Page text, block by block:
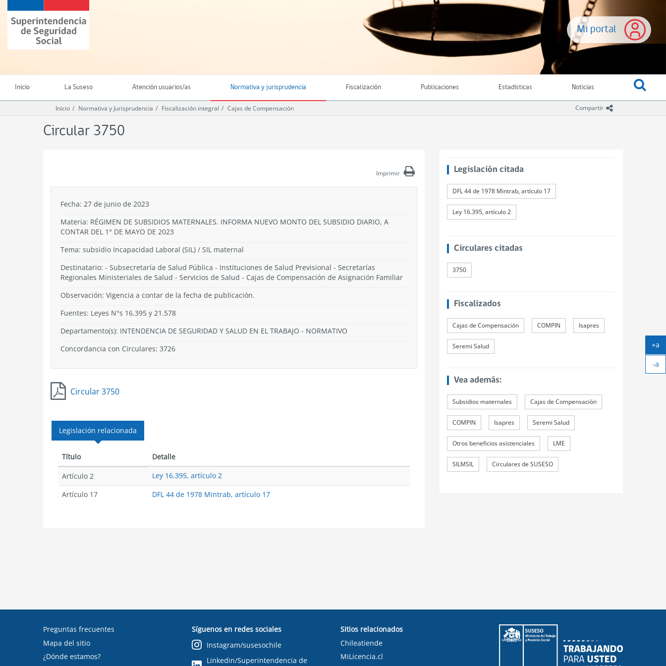
contenido
principal
Mi portal
Superintendencia
de
Seguridad
(SUSESO)
Chile
Inicio La Suseso Atención usuarios/as Normativa y jurisprudencia Fiscalización Publicaciones Estadísticas Noticias
Compartir icono compartir
Inicio Normativa y Jurisprudencia Fiscalización integral Cajas de Compensación
Circular 3750
Imprimir
Fecha: 27 de junio de 2023
Materia: RÉGIMEN DE SUBSIDIOS MATERNALES. INFORMA NUEVO MONTO DEL SUBSIDIO DIARIO, A
CONTAR DEL 1° DE MAYO DE 2023
Tema: subsidio Incapacidad Laboral (SIL) / SIL maternal
Destinatario: - Subsecretaría de Salud Pública - Instituciones de Salud Previsional - Secretarías
Regionales Ministeriales de Salud - Servicios de Salud - Cajas de Compensación de Asignación Familiar
Observación: Vigencia a contar de la fecha de publicación.
Fuentes: Leyes N°s 16.395 y 21.578
Departamento(s): INTENDENCIA DE SEGURIDAD Y SALUD EN EL TRABAJO - NORMATIVO
Concordancia con Circulares: 3726
Circular 3750
Legislación relacionada
Título Detalle
Artículo 2
Ley 16.395, artículo 2
Artículo 17
DFL 44 de 1978 Mintrab, artículo 17
Legislación citada
DFL 44 de 1978 Mintrab, artículo 17
Ley 16.395, artículo 2
Circulares citadas
3750
Fiscalizados
Cajas de Compensación COMPIN Isapres
Seremi Salud
Vea además:
Subsidios maternales Cajas de Compensación
COMPIN Isapres Seremi Salud
Otros beneficios asistenciales LME
SILMSIL Circulares de SUSESO
Preguntas frecuentes
Mapa del sitio
¿Dónde estamos?
Síguenos en redes sociales
Instagram/susesochile
Linkedin/Superintendencia de
Sitios relacionados
Chileatiende
MiLicencia.cl
+a
-a